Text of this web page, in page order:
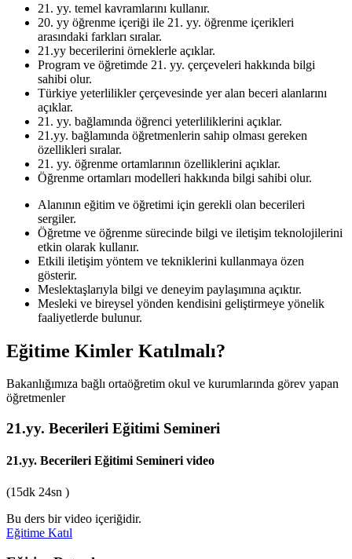
21. yy. temel kavramlarını kullanır.
20. yy öğrenme içeriği ile 21. yy. öğrenme içerikleri
arasındaki farkları sıralar.
21.yy becerilerini örneklerle açıklar.
Program ve öğretimde 21. yy. çerçeveleri hakkında bilgi
sahibi olur.
Türkiye yeterlilikler çerçevesinde yer alan beceri alanlarını
açıklar.
21. yy. bağlamında öğrenci yeterliliklerini açıklar.
21.yy. bağlamında öğretmenlerin sahip olması gereken
özellikleri sıralar.
21. yy. öğrenme ortamlarının özelliklerini açıklar.
Öğrenme ortamları modelleri hakkında bilgi sahibi olur.
Alanının eğitim ve öğretimi için gerekli olan becerileri
sergiler.
Öğretme ve öğrenme sürecinde bilgi ve iletişim teknolojilerini
etkin olarak kullanır.
Etkili iletişim yöntem ve tekniklerini kullanmaya özen
gösterir.
Meslektaşlarıyla bilgi ve deneyim paylaşımına açıktır.
Mesleki ve bireysel yönden kendisini geliştirmeye yönelik
faaliyetlerde bulunur.
Eğitime Kimler Katılmalı?
Bakanlığımıza bağlı ortaöğretim okul ve kurumlarında görev yapan
öğretmenler
21.yy. Becerileri Eğitimi Semineri
21.yy. Becerileri Eğitimi Seminerivideo
(15dk 24sn )
Bu ders bir video içeriğidir.
Eğitime Katıl